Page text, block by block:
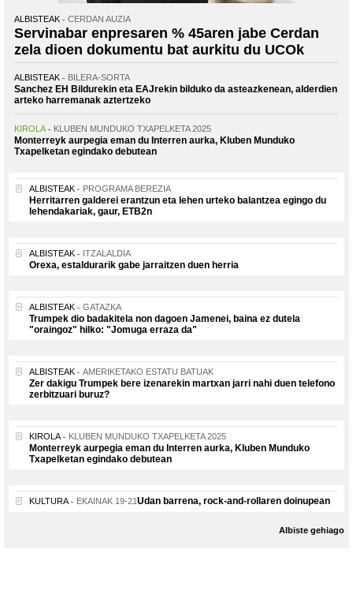
ALBISTEAK CERDAN AUZIA
Servinabar enpresaren % 45aren jabe Cerdan
zela dioen dokumentu bat aurkitu du UCOk
ALBISTEAK BILERA-SORTA
Sanchez EH Bildurekin eta EAJrekin bilduko da asteazkenean, alderdien
arteko harremanak aztertzeko
KIROLA KLUBEN MUNDUKO TXAPELKETA 2025
Monterreyk aurpegia eman du Interren aurka, Kluben Munduko
Txapelketan egindako debutean
ALBISTEAK PROGRAMA BEREZIA
Herritarren galderei erantzun eta lehen urteko balantzea egingo du
lehendakariak, gaur, ETB2n
ALBISTEAK ITZALALDIA
Orexa, estaldurarik gabe jarraitzen duen herria
ALBISTEAK GATAZKA
Trumpek dio badakitela non dagoen Jamenei, baina ez dutela
"oraingoz" hilko: "Jomuga erraza da"
ALBISTEAK AMERIKETAKO ESTATU BATUAK
Zer dakigu Trumpek bere izenarekin martxan jarri nahi duen telefono
zerbitzuari buruz?
KIROLA KLUBEN MUNDUKO TXAPELKETA 2025
Monterreyk aurpegia eman du Interren aurka, Kluben Munduko
Txapelketan egindako debutean
KULTURA EKAINAK 19-21Udan barrena, rock-and-rollaren doinupean
Albiste gehiago